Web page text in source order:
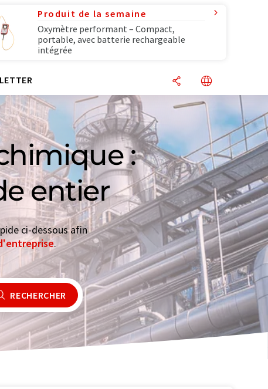
Produit de la semaine
Oxymètre performant – Compact,
portable, avec batterie rechargeable
intégrée
:
entier
ci-dessous afin
.
RECHERCHER